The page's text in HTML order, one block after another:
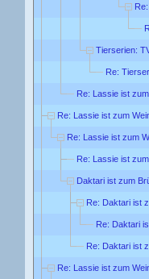
Tierserien:
Re:
Re: Lassie ist
Re: Lassie ist zum
Re: Lassie ist zum
Re: Lassie ist
Daktari ist zum
Re: Daktari ist
Re: Daktari
Re: Daktari ist
Re: Lassie ist zum